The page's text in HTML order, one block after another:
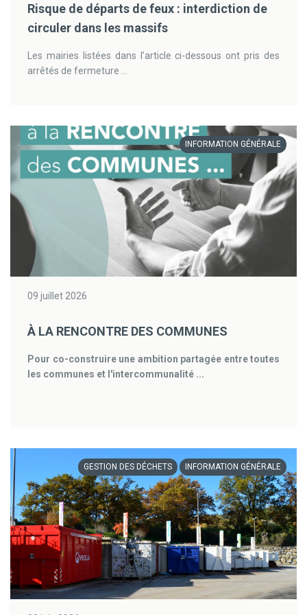
Risque de départs de feux : interdiction de
circuler dans les massifs
Les mairies listées dans l’article ci-dessous ont pris des
arrêtés de fermeture ...
INFORMATION GÉNÉRALE
09 juillet 2026
À LA RENCONTRE DES COMMUNES
Pour co-construire une ambition partagée entre toutes
les communes et l'intercommunalité ...
GESTION DES DÉCHETS INFORMATION GÉNÉRALE